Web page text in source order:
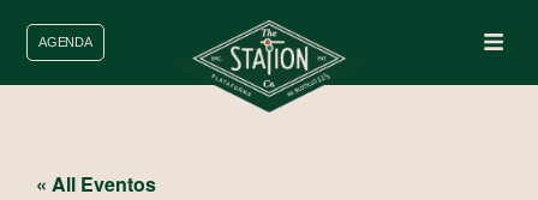
AGENDA
« All Eventos